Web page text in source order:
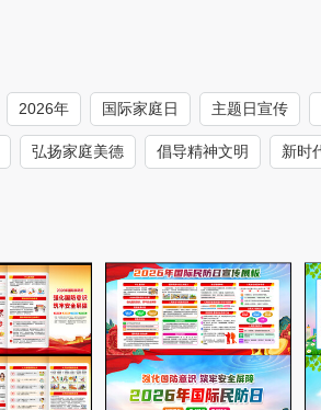
2026年 国际家庭日 主题日宣传
弘扬家庭美德 倡导精神文明 新时